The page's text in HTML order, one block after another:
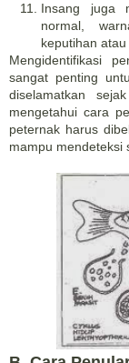
Insang juga
normal,
keputihan atau
Mengidentifikasi
sangat penting
diselamatkan
mengetahui cara
peternak harus
mampu mendeteksi